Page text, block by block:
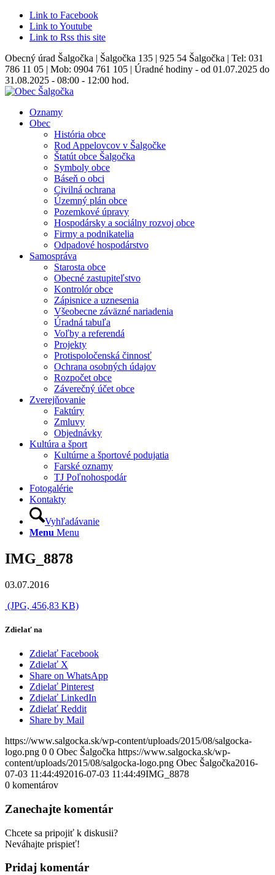
Link to Facebook
Link to Youtube
Link to Rss this site
Obecný úrad Šalgočka | Šalgočka 135 | 925 54 Šalgočka | Tel: 031
786 11 05 | Mob: 0904 761 105 | Úradné hodiny - od 01.07.2025 do
31.08.2025 - 08:00 - 12:00 hod.
Oznamy
Obec
História obce
Rod Appelovcov v Šalgočke
Štatút obce Šalgočka
Symboly obce
Báseň o obci
Civilná ochrana
Územný plán obce
Pozemkové úpravy
Hospodársky a sociálny rozvoj obce
Firmy a podnikatelia
Odpadové hospodárstvo
Samospráva
Starosta obce
Obecné zastupiteľstvo
Kontrolór obce
Zápisnice a uznesenia
Všeobecne záväzné nariadenia
Úradná tabuľa
Voľby a referendá
Projekty
Protispoločenská činnosť
Ochrana osobných údajov
Rozpočet obce
Záverečný účet obce
Zverejňovanie
Faktúry
Zmluvy
Objednávky
Kultúra a šport
Kultúrne a športové podujatia
Farské oznamy
TJ Poľnohospodár
Fotogalérie
Kontakty
Vyhľadávanie
Menu Menu
IMG_8878
03.07.2016
(JPG, 456,83 KB)
Zdielať na
Zdielať Facebook
Zdielať X
Share on WhatsApp
Zdielať Pinterest
Zdielať LinkedIn
Zdielať Reddit
Share by Mail
https://www.salgocka.sk/wp-content/uploads/2015/08/salgocka-
logo.png 0 0 Obec Šalgočka https://www.salgocka.sk/wp-
content/uploads/2015/08/salgocka-logo.png Obec Šalgočka2016-
07-03 11:44:492016-07-03 11:44:49IMG_8878
0 komentárov
Zanechajte komentár
Chcete sa pripojiť k diskusii?
Neváhajte prispieť!
Pridaj komentár